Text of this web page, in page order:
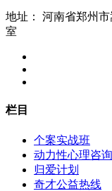
地址：
河南省郑州市
室
栏目
个案实战班
动力性心理咨
归爱计划
奇才公益热线